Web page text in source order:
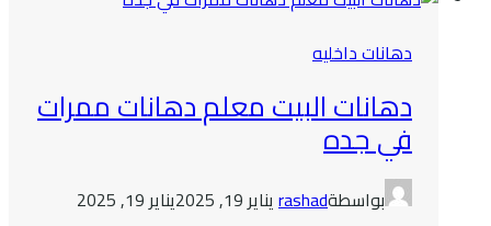
دهانات داخليه
دهانات البيت معلم دهانات ممرات
في جده
بواسطةrashad يناير 19, 2025
يناير 19, 2025